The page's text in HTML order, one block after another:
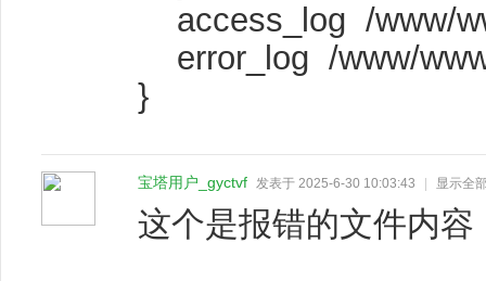
access_log /www/
error_log /www/
}
宝塔用户_gyctvf 发表于 2025-6-30 10:03:43 显示全
这个是报错的文件内容